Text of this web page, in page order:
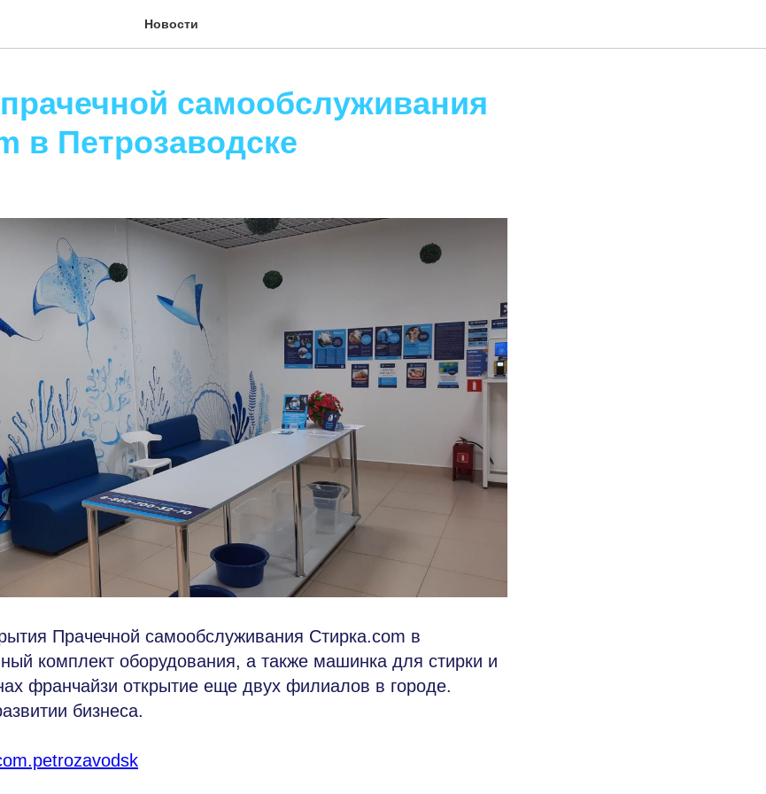
Новости
самообслуживания
в Петрозаводске
Прачечной самообслуживания Стирка.com в
комплект оборудования, а также машинка для стирки и
франчайзи открытие еще двух филиалов в городе.
бизнеса.